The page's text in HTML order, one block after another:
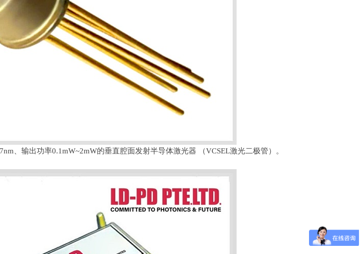
、输出功率0.1mW~2mW的垂直腔面发射半导体激光器 （VCSEL激光二极管）。